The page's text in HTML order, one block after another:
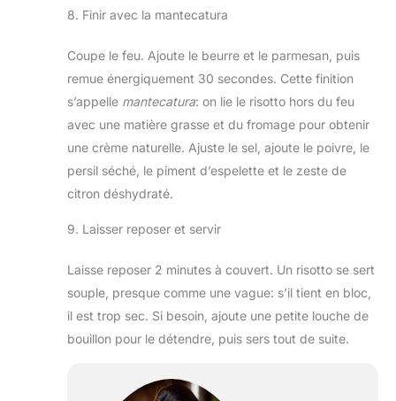
8. Finir avec la mantecatura
Coupe le feu. Ajoute le beurre et le parmesan, puis
remue énergiquement 30 secondes. Cette finition
s’appelle mantecatura: on lie le risotto hors du feu
avec une matière grasse et du fromage pour obtenir
une crème naturelle. Ajuste le sel, ajoute le poivre, le
persil séché, le piment d’espelette et le zeste de
citron déshydraté.
9. Laisser reposer et servir
Laisse reposer 2 minutes à couvert. Un risotto se sert
souple, presque comme une vague: s’il tient en bloc,
il est trop sec. Si besoin, ajoute une petite louche de
bouillon pour le détendre, puis sers tout de suite.